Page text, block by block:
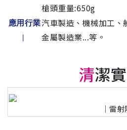
槍頭重量:650g
應用行業
|
汽車製造、機械加工、
金屬製造業...等。
清潔
｜雷射